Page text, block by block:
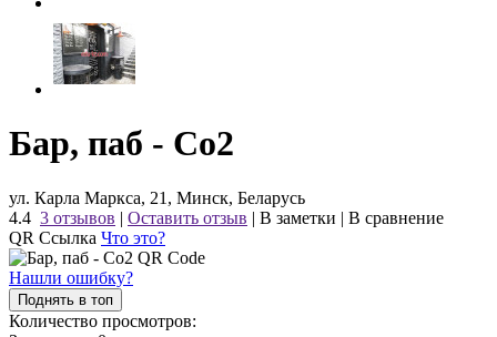
Бар, паб - Co2
ул. Карла Маркса, 21, Минск, Беларусь
4.4 3 отзывов | Оставить отзыв | В заметки | В сравнение
QR Ссылка Что это?
Нашли ошибку?
Поднять в топ
Количество просмотров: